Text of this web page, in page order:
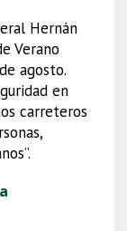
Hernán
Verano
agosto.
en
carreteros